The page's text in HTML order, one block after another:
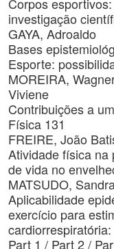
investigação
GAYA, Adroaldo
Bases
Esporte:
MOREIRA,
Viviene
Contribuições a
Física 131
FREIRE, João
Atividade física na
de vida no
MATSUDO,
Aplicabilidade
exercício para
Part 1 / Part 2 /